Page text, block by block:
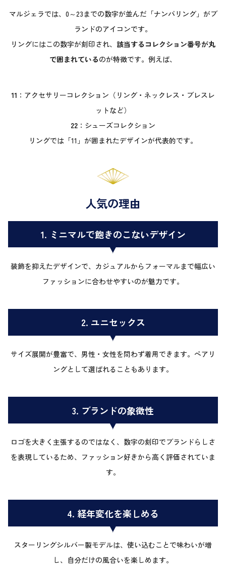
マルジェラでは、0～23までの数字が並んだ「ナンバリング」がブ
ランドのアイコンです。
リングにはこの数字が刻印され、 該当するコレクション番号が丸
で囲まれているのが特徴です。例えば、
11 ：アクセサリーコレクション（リング・ネックレス・ブレスレ
ットなど）
22 ：シューズコレクション
リングでは「11」が囲まれたデザインが代表的です。
人気の理由
1. ミニマルで飽きのこないデザイン
装飾を抑えたデザインで、カジュアルからフォーマルまで幅広い
ファッションに合わせやすいのが魅力です。
2. ユニセックス
サイズ展開が豊富で、男性・女性を問わず着用できます。ペアリ
ングとして選ばれることもあります。
3. ブランドの象徴性
ロゴを大きく主張するのではなく、数字の刻印でブランドらしさ
を表現しているため、ファッション好きから高く評価されていま
す。
4. 経年変化を楽しめる
スターリングシルバー製モデルは、使い込むことで味わいが増
し、自分だけの風合いを楽しめます。